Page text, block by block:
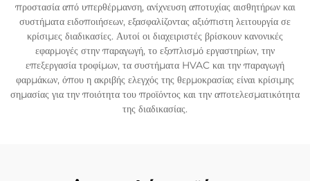
προστασία από υπερθέρμανση, ανίχνευση αποτυχίας αισθητήρων και
συστήματα ειδοποιήσεων, εξασφαλίζοντας αξιόπιστη λειτουργία σε
κρίσιμες διαδικασίες. Αυτοί οι διαχειριστές βρίσκουν κανονικές
εφαρμογές στην παραγωγή, το εξοπλισμό εργαστηρίων, την
επεξεργασία τροφίμων, τα συστήματα HVAC και την παραγωγή
φαρμάκων, όπου η ακριβής ελεγχός της θερμοκρασίας είναι κρίσιμης
σημασίας για την ποιότητα του προϊόντος και την αποτελεσματικότητα
της διαδικασίας.